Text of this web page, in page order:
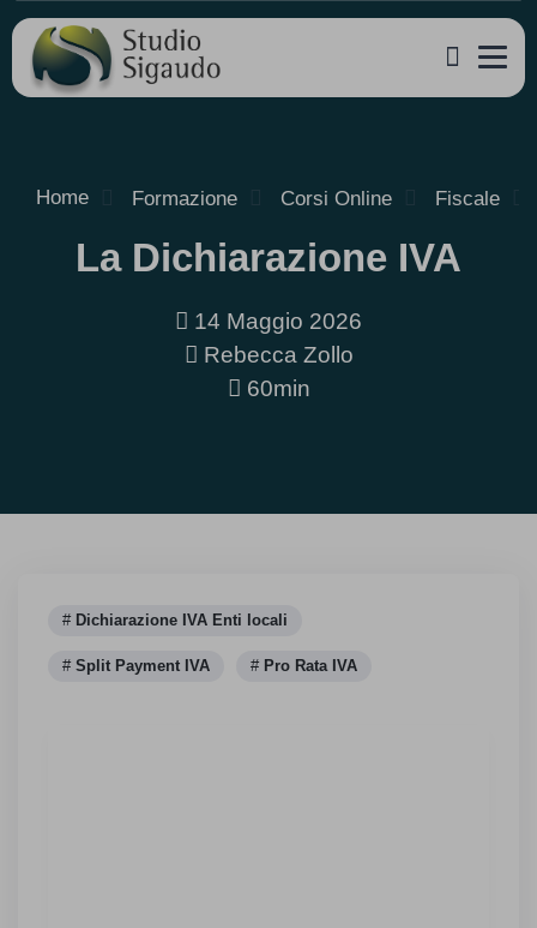
Home Formazione Corsi Online Fiscale
La Dichiarazione IVA
14 Maggio 2026
Rebecca Zollo
60min
Dichiarazione IVA Enti locali
Split Payment IVA Pro Rata IVA